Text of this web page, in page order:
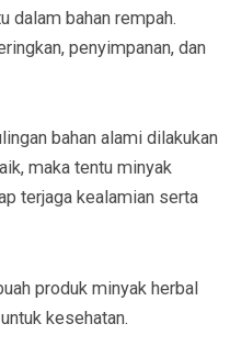
dalam bahan rempah.
penyimpanan, dan
bahan alami dilakukan
maka tentu minyak
terjaga kealamian serta
produk minyak herbal
kesehatan.